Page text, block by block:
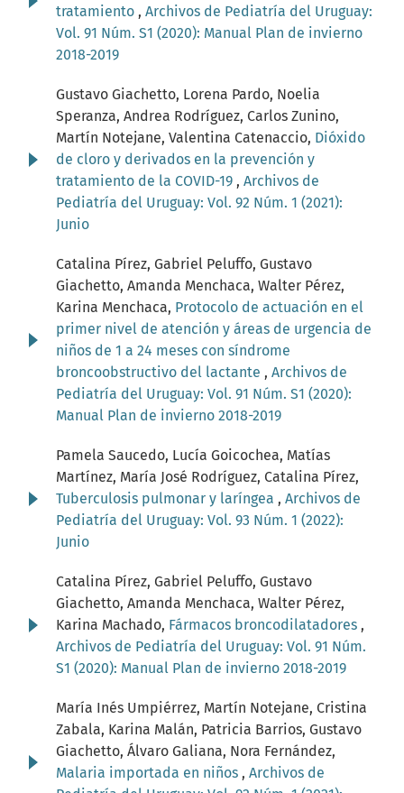
tratamiento , Archivos de Pediatría del Uruguay:
Vol. 91 Núm. S1 (2020): Manual Plan de invierno
2018-2019
Gustavo Giachetto, Lorena Pardo, Noelia
Speranza, Andrea Rodríguez, Carlos Zunino,
Martín Notejane, Valentina Catenaccio, Dióxido
de cloro y derivados en la prevención y
tratamiento de la COVID-19 , Archivos de
Pediatría del Uruguay: Vol. 92 Núm. 1 (2021):
Junio
Catalina Pírez, Gabriel Peluffo, Gustavo
Giachetto, Amanda Menchaca, Walter Pérez,
Karina Menchaca, Protocolo de actuación en el
primer nivel de atención y áreas de urgencia de
niños de 1 a 24 meses con síndrome
broncoobstructivo del lactante , Archivos de
Pediatría del Uruguay: Vol. 91 Núm. S1 (2020):
Manual Plan de invierno 2018-2019
Pamela Saucedo, Lucía Goicochea, Matías
Martínez, María José Rodríguez, Catalina Pírez,
Tuberculosis pulmonar y laríngea , Archivos de
Pediatría del Uruguay: Vol. 93 Núm. 1 (2022):
Junio
Catalina Pírez, Gabriel Peluffo, Gustavo
Giachetto, Amanda Menchaca, Walter Pérez,
Karina Machado, Fármacos broncodilatadores ,
Archivos de Pediatría del Uruguay: Vol. 91 Núm.
S1 (2020): Manual Plan de invierno 2018-2019
María Inés Umpiérrez, Martín Notejane, Cristina
Zabala, Karina Malán, Patricia Barrios, Gustavo
Giachetto, Álvaro Galiana, Nora Fernández,
Malaria importada en niños , Archivos de